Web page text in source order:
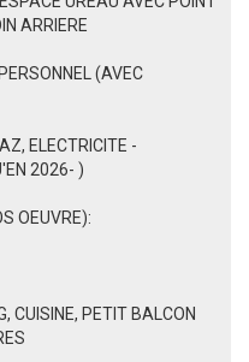
ARRIERE
(AVEC
ELECTRICITE -
2026- )
OEUVRE):
CUISINE, PETIT BALCON